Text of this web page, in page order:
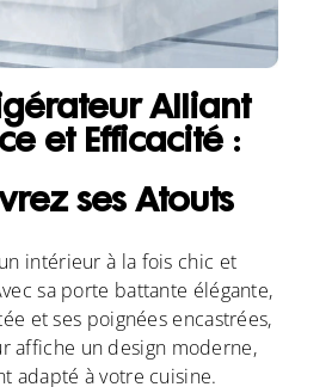
Alliant
et Efficacité :
ses Atouts
intérieur à la fois chic et
sa porte battante élégante,
et ses poignées encastrées,
affiche un design moderne,
adapté à votre cuisine.